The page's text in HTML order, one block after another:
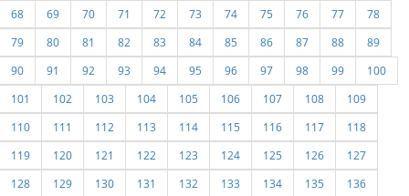
68
69 70 71 72 73 74 75 76 77
78
79
80 81 82 83 84 85 86 87 88
89
90
91 92 93 94 95 96 97 98 99
100
101
102 103 104 105 106 107 108
109
110
111 112 113 114 115 116 117
118
119
120 121 122 123 124 125 126
127
128
129 130 131 132 133 134 135
136